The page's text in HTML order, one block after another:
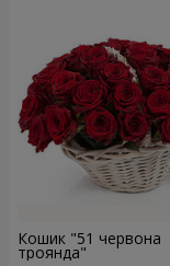
Кошик "51 червона
троянда"